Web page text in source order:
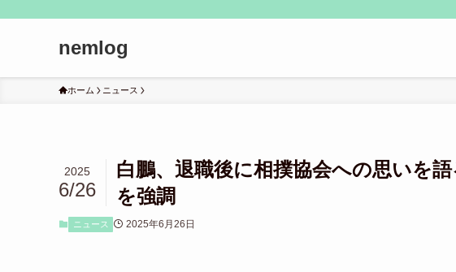
nemlog
ホーム ニュース
白鵬、退職後に相撲協会への思いを
を強調
2025
6/26
ニュース 2025年6月26日